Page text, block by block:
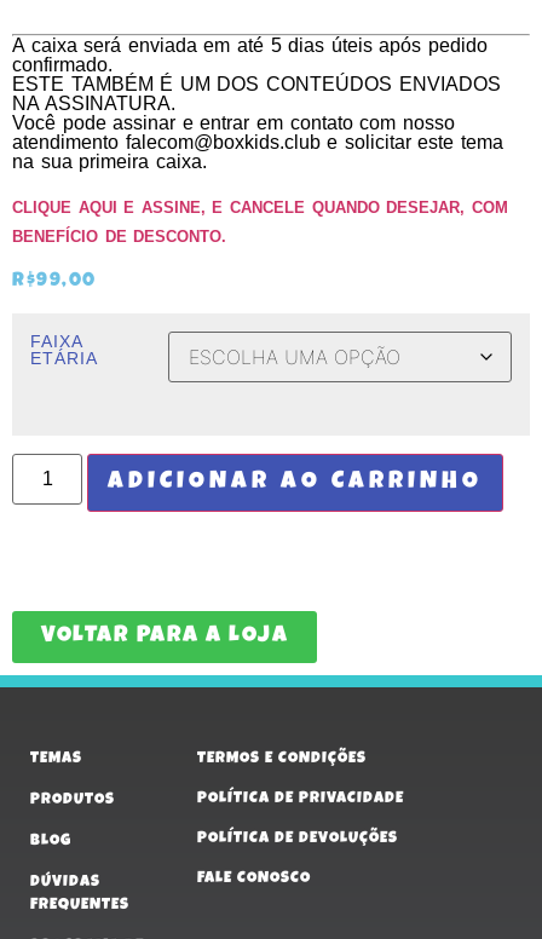
A caixa será enviada em até 5 dias úteis após pedido
confirmado.
ESTE TAMBÉM É UM DOS CONTEÚDOS ENVIADOS
NA ASSINATURA.
Você pode assinar e entrar em contato com nosso
atendimento falecom@boxkids.club e solicitar este tema
na sua primeira caixa.
CLIQUE AQUI E ASSINE, E CANCELE QUANDO DESEJAR, COM
BENEFÍCIO DE DESCONTO.
R$99,00
FAIXA
ETÁRIA
ADICIONAR AO CARRINHO
VOLTAR PARA A LOJA
TEMAS
PRODUTOS
BLOG
DÚVIDAS
FREQUENTES
TERMOS E CONDIÇÕES
POLÍTICA DE PRIVACIDADE
POLÍTICA DE DEVOLUÇÕES
FALE CONOSCO